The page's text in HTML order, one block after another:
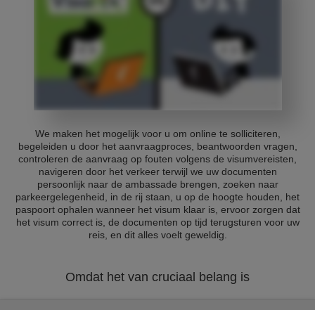
We maken het mogelijk voor u om online te solliciteren,
begeleiden u door het aanvraagproces, beantwoorden vragen,
controleren de aanvraag op fouten volgens de visumvereisten,
navigeren door het verkeer terwijl we uw documenten
persoonlijk naar de ambassade brengen, zoeken naar
parkeergelegenheid, in de rij staan, u op de hoogte houden, het
paspoort ophalen wanneer het visum klaar is, ervoor zorgen dat
het visum correct is, de documenten op tijd terugsturen voor uw
reis, en dit alles voelt geweldig.
Omdat het van cruciaal belang is